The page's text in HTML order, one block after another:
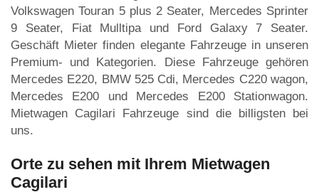
Volkswagen Touran 5 plus 2 Seater, Mercedes Sprinter
9 Seater, Fiat Mulltipa und Ford Galaxy 7 Seater.
Geschäft Mieter finden elegante Fahrzeuge in unseren
Premium- und Kategorien. Diese Fahrzeuge gehören
Mercedes E220, BMW 525 Cdi, Mercedes C220 wagon,
Mercedes E200 und Mercedes E200 Stationwagon.
Mietwagen Cagilari Fahrzeuge sind die billigsten bei
uns.
Orte zu sehen mit Ihrem Mietwagen
Cagilari